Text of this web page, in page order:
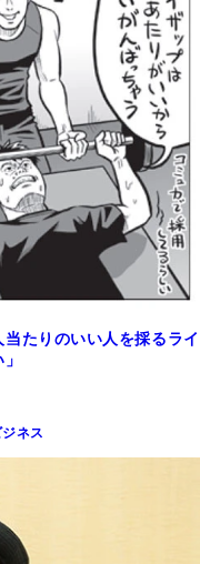
たりのいい人を採るライ
ネス